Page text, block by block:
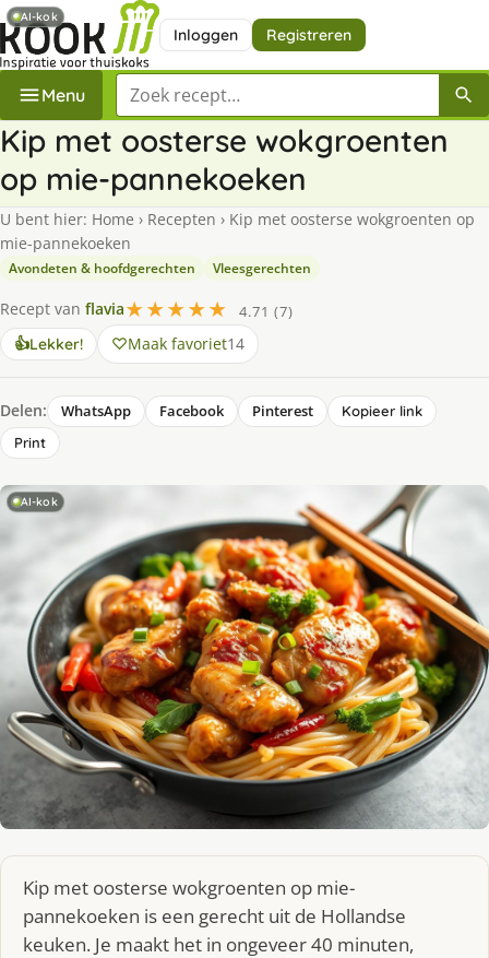
Inloggen Registreren
Menu Zoek een recept
Kip met oosterse wokgroenten
op mie-pannekoeken
U bent hier: Home › Recepten › Kip met oosterse wokgroenten op
mie-pannekoeken
Avondeten & hoofdgerechten Vleesgerechten
Recept van flavia★★★★★
4.71 (7)
👍Lekker! Maak favoriet14
Delen: WhatsApp Facebook Pinterest
Kopieer link
Print
AI-kok
Kip met oosterse wokgroenten op mie-
pannekoeken is een gerecht uit de Hollandse
keuken. Je maakt het in ongeveer 40 minuten,
AI-kok